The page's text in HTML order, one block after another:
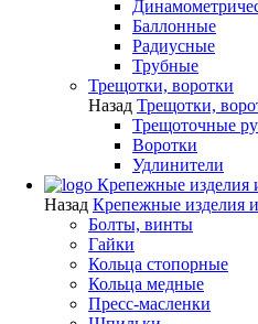
Баллонные
Радиусные
Трубные
Трещотки, воротки
Назад Трещотки,
Трещоточные
Воротки
Удлинители
Крепежные изделия
Назад Крепежные изделия
Болты, винты
Гайки
Кольца стопорные
Кольца медные
Пресс-масленки